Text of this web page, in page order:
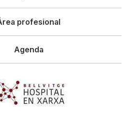
profesional
Agenda